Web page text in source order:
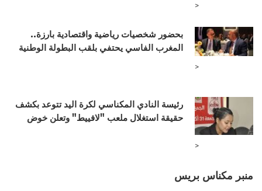
>
بحضور شخصيات رياضية واقتصادية بارزة..
المغرب الفاسي يحتفي بلقب البطولة الوطنية
>
رئيسة النادي المكناسي لكرة اليد تتوعد بكشف
حقيقة استغلال ملعب "لافييط" وتعلن خوض
>
منبر مكناس بريس